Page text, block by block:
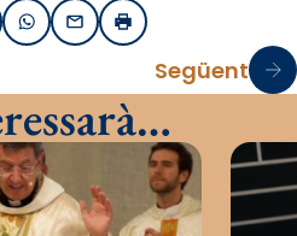
Twitter
WhatsApp
EmailImprimir
Següent